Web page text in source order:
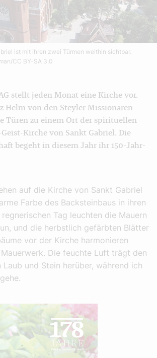
ist mit ihren zwei Türmen weithin sichtbar.
CC BY-SA 3.0
stellt jeden Monat eine Kirche vor.
Helm von den Steyler Missionaren
Türen zu einem Ort der spirituellen
Kirche von Sankt Gabriel. Die
begeht in diesem Jahr ihr 150-Jahr-
auf die Kirche von Sankt Gabriel
Farbe des Backsteinbaus in ihren
Tag leuchten die Mauern
und die herbstlich gefärbten Blätter
vor der Kirche harmonieren
Die feuchte Luft trägt den
und Stein herüber, während ich